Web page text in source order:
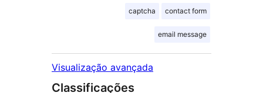
captcha contact form
email message
Visualização avançada
Classificações